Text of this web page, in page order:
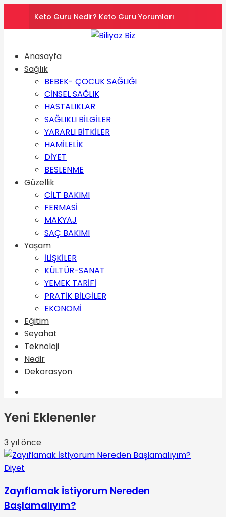
Keto Guru Nedir? Keto Guru Yorumları
Karındaki Selülitler Nasıl Gider? Göbek Selüliti
Loreal Paris Hydra Genius Kullanıcı Yorumları
Sinoz Leke Kremi İşe Yarıyor mu? Kullanıcı
Yorumları
Evde Hızlı Kilo Vermek İçin Yapılması Gerekenler
Anasayfa
Sağlık
BEBEK- ÇOCUK SAĞLIĞI
CİNSEL SAĞLIK
HASTALIKLAR
SAĞLIKLI BİLGİLER
YARARLI BİTKİLER
HAMİLELİK
DİYET
BESLENME
Güzellik
CİLT BAKIMI
FERMASİ
MAKYAJ
SAÇ BAKIMI
Yaşam
İLİŞKİLER
KÜLTÜR-SANAT
YEMEK TARİFİ
PRATİK BİLGİLER
EKONOMİ
Eğitim
Seyahat
Teknoloji
Nedir
Dekorasyon
Yeni Eklenenler
3 yıl önce
Diyet
Zayıflamak İstiyorum Nereden
Başlamalıyım?